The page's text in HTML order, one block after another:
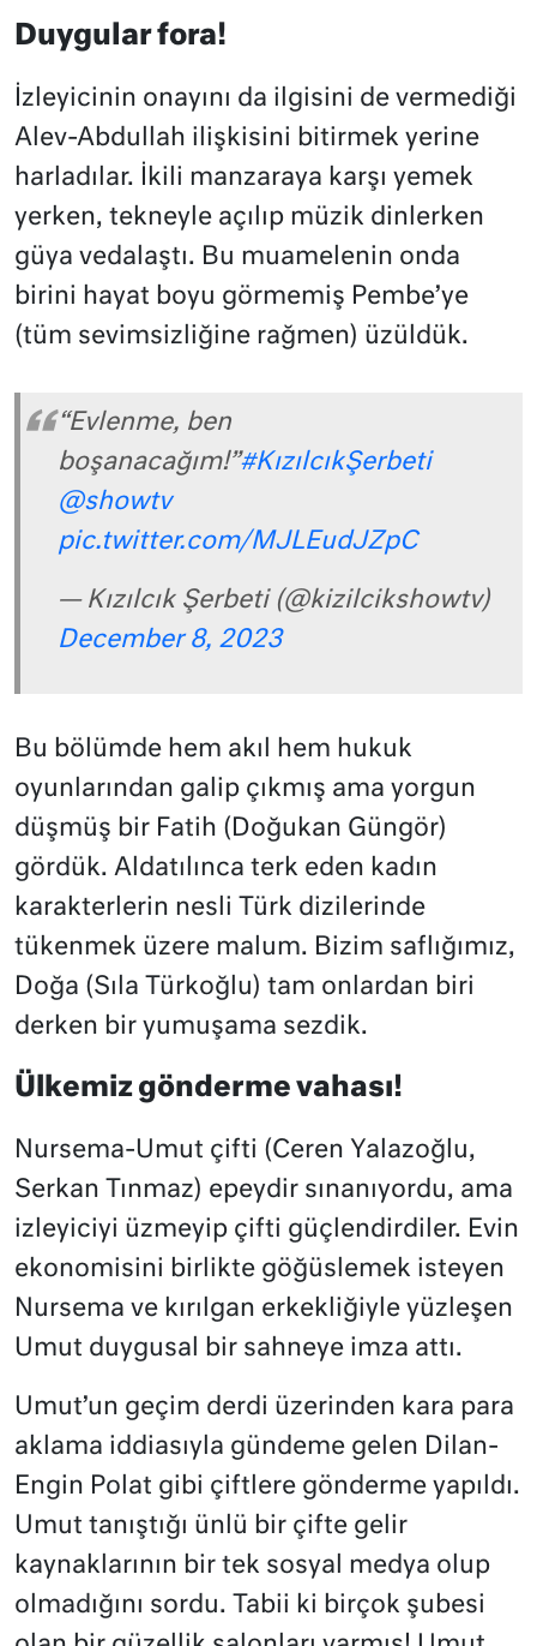
Duygular fora!
İzleyicinin onayını da ilgisini de vermediği
Alev-Abdullah ilişkisini bitirmek yerine
harladılar. İkili manzaraya karşı yemek
yerken, tekneyle açılıp müzik dinlerken
güya vedalaştı. Bu muamelenin onda
birini hayat boyu görmemiş Pembe’ye
(tüm sevimsizliğine rağmen) üzüldük.
“Evlenme, ben
boşanacağım!”#KızılcıkŞerbeti
@showtv
pic.twitter.com/MJLEudJZpC
— Kızılcık Şerbeti (@kizilcikshowtv)
December 8, 2023
Bu bölümde hem akıl hem hukuk
oyunlarından galip çıkmış ama yorgun
düşmüş bir Fatih (Doğukan Güngör)
gördük. Aldatılınca terk eden kadın
karakterlerin nesli Türk dizilerinde
tükenmek üzere malum. Bizim saflığımız,
Doğa (Sıla Türkoğlu) tam onlardan biri
derken bir yumuşama sezdik.
Ülkemiz gönderme vahası!
Nursema-Umut çifti (Ceren Yalazoğlu,
Serkan Tınmaz) epeydir sınanıyordu, ama
izleyiciyi üzmeyip çifti güçlendirdiler. Evin
ekonomisini birlikte göğüslemek isteyen
Nursema ve kırılgan erkekliğiyle yüzleşen
Umut duygusal bir sahneye imza attı.
Umut’un geçim derdi üzerinden kara para
aklama iddiasıyla gündeme gelen Dilan-
Engin Polat gibi çiftlere gönderme yapıldı.
Umut tanıştığı ünlü bir çifte gelir
kaynaklarının bir tek sosyal medya olup
olmadığını sordu. Tabii ki birçok şubesi